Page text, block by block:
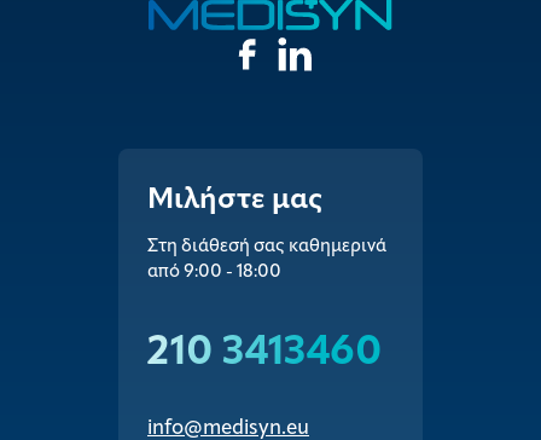
Μιλήστε μας
Στη διάθεσή σας καθημερινά
από 9:00 - 18:00
210 3413460
info@medisyn.eu